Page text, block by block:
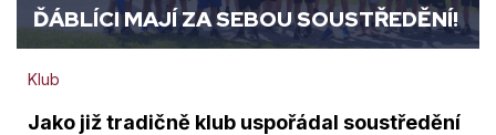
ĎÁBLÍCI MAJÍ ZA SEBOU SOUSTŘEDĚNÍ!
Klub
Jako již tradičně klub uspořádal soustředění